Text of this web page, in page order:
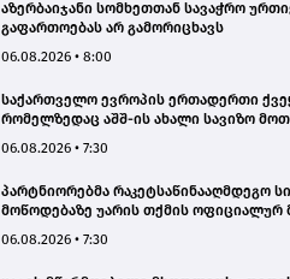
აზერბაიჯანი სომხეთთან სავაჭრო
გაფართოებას არ გამორიცხავს
06.08.2026 • 8:00
საქართველო ევროპის ერთადერთი
რომელზედაც აშშ-ის ახალი სავიზო
06.08.2026 • 7:30
პარტნიორებმა რაკეტსაწინააღმდეგო
მოწოდებაზე უარის თქმის ოფიციალურ
დაასახელეს - ვოლოდიმირ ზელენსკი
06.08.2026 • 7:30